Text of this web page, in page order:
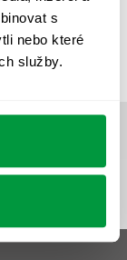
s
nebo které
služby.